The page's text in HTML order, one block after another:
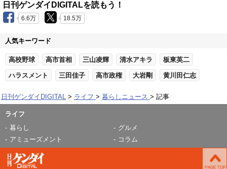
日刊ゲンダイDIGITALを読もう！
6.6万 18.5万
人気キーワード
高校野球 高市首相 三山凌輝 清水アキラ 板東英二
ハラスメント 三田佳子 高市政権 大岩剛 黄川田仁志
日刊ゲンダイDIGITAL ライフ 暮らしニュース 記事
ライフ
暮らし
グルメ
アミューズメント
コラム